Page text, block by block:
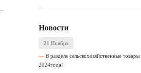
Новости
21 Ноября
В разделе сельскохозяйственные
2024года!